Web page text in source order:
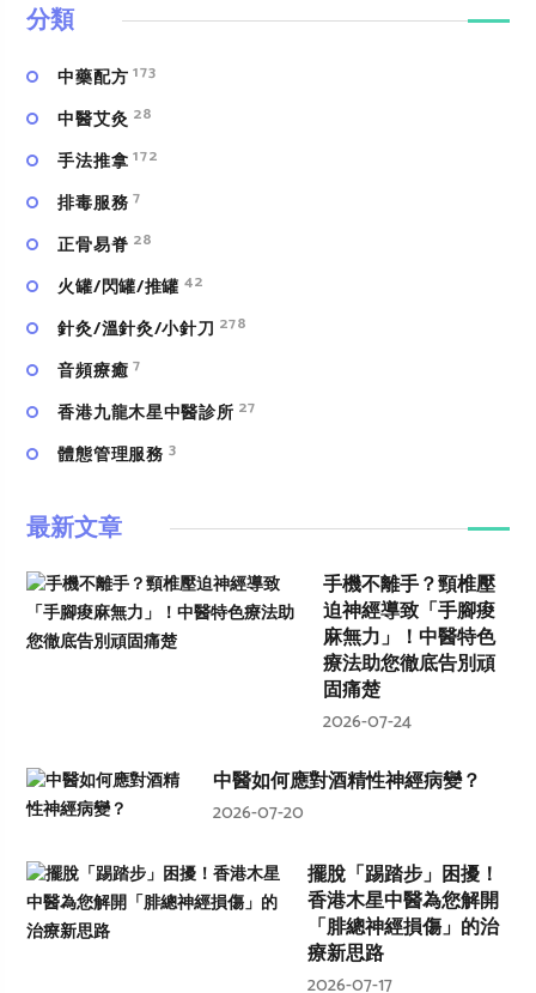
分類
中藥配方 173
中醫艾灸 28
手法推拿 172
排毒服務 7
正骨易脊 28
火罐/閃罐/推罐 42
針灸/溫針灸/小針刀 278
⾳頻療癒 7
香港九龍木星中醫診所 27
體態管理服務 3
最新文章
手機不離手？頸椎壓
迫神經導致「手腳痠
麻無力」！中醫特色
療法助您徹底告別頑
固痛楚
2026-07-24
中醫如何應對酒精性神經病變？
2026-07-20
擺脫「踢踏步」困擾！
香港木星中醫為您解開
「腓總神經損傷」的治
療新思路
2026-07-17